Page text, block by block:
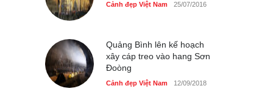
Cảnh đẹp Việt Nam 25/07/2016
Quảng Bình lên kế hoạch
xây cáp treo vào hang Sơn
Đoòng
Cảnh đẹp Việt Nam 12/09/2018